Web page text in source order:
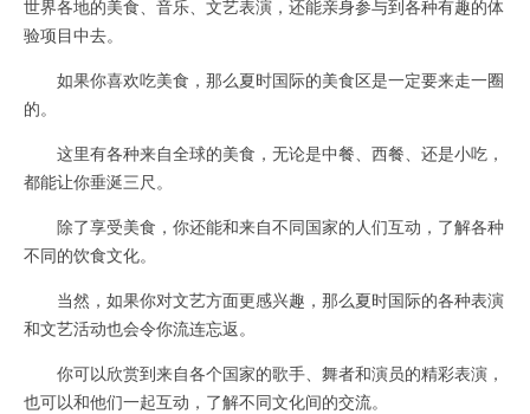
世界各地的美食、音乐、文艺表演，还能亲身参与到各种有趣的体
验项目中去。
如果你喜欢吃美食，那么夏时国际的美食区是一定要来走一圈
的。
这里有各种来自全球的美食，无论是中餐、西餐、还是小吃，
都能让你垂涎三尺。
除了享受美食，你还能和来自不同国家的人们互动，了解各种
不同的饮食文化。
当然，如果你对文艺方面更感兴趣，那么夏时国际的各种表演
和文艺活动也会令你流连忘返。
你可以欣赏到来自各个国家的歌手、舞者和演员的精彩表演，
也可以和他们一起互动，了解不同文化间的交流。